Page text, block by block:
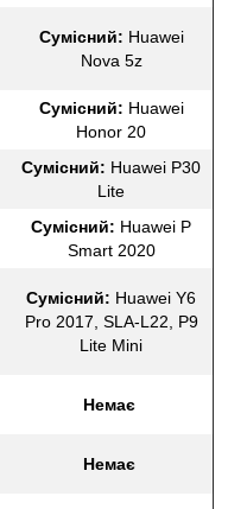
Сумісний: Huawei
Nova 5z
Сумісний: Huawei
Honor 20
Сумісний: Huawei P30
Lite
Сумісний: Huawei P
Smart 2020
Сумісний: Huawei Y6
Pro 2017, SLA-L22, P9
Lite Mini
Немає
Немає